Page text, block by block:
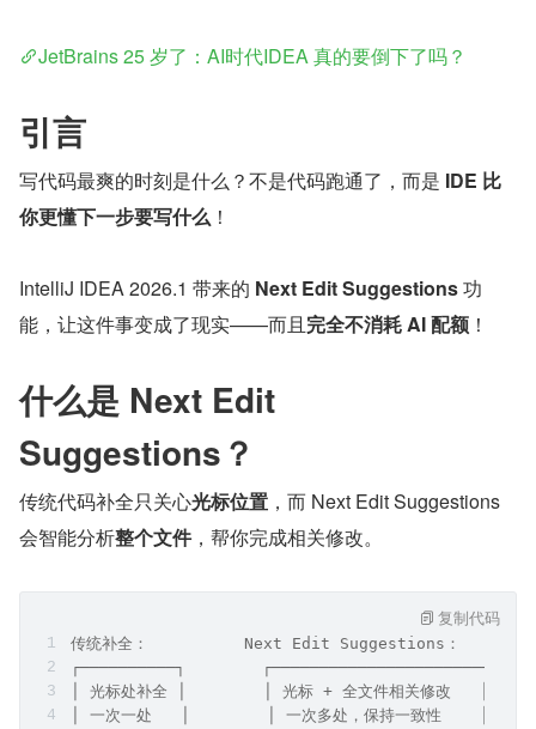
JetBrains 25 岁了：AI时代IDEA 真的要倒下了吗？
引言
写代码最爽的时刻是什么？不是代码跑通了，而是 IDE 比
你更懂下一步要写什么 ！
IntelliJ IDEA 2026.1 带来的 Next Edit Suggestions 功
能，让这件事变成了现实——而且完全不消耗 AI 配额 ！
什么是 Next Edit
Suggestions？
传统代码补全只关心光标位置 ，而 Next Edit Suggestions
会智能分析整个文件，帮你完成相关修改。
传统补全：          Next Edit Suggestions：
┌──────────┐        ┌──────────────────────┐
│ 光标处补全 │        │ 光标 + 全文件相关修改   │
│ 一次一处   │        │ 一次多处，保持一致性    │
复制代码